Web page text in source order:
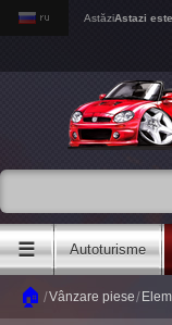
AstăziAstazi este
☰ Autoturisme
🏠 /Vânzare piese/